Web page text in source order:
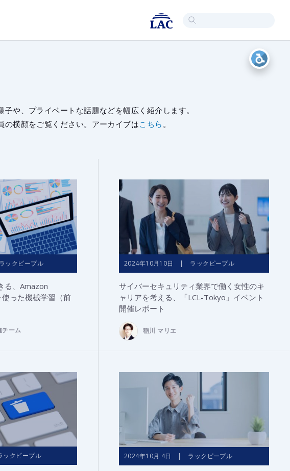
や、プライベートな話題などを幅広く紹介します。
横顔をご覧ください。アーカイブはこちら 。
クピープル
る、Amazon
った機械学習（前
チーム
2024年10月10日 | ラックピープル
サイバーセキュリティ業界で働く女性のキ
ャリアを考える、「LCL-Tokyo」イベント
開催レポート
稲川 マリエ
クピープル 2024年10月 4日 | ラックピープル